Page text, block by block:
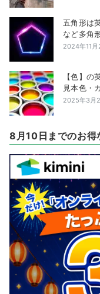
五角形は
など多角
2024年11月
【色】の
見本色・
2025年3月
8月10日までのお得